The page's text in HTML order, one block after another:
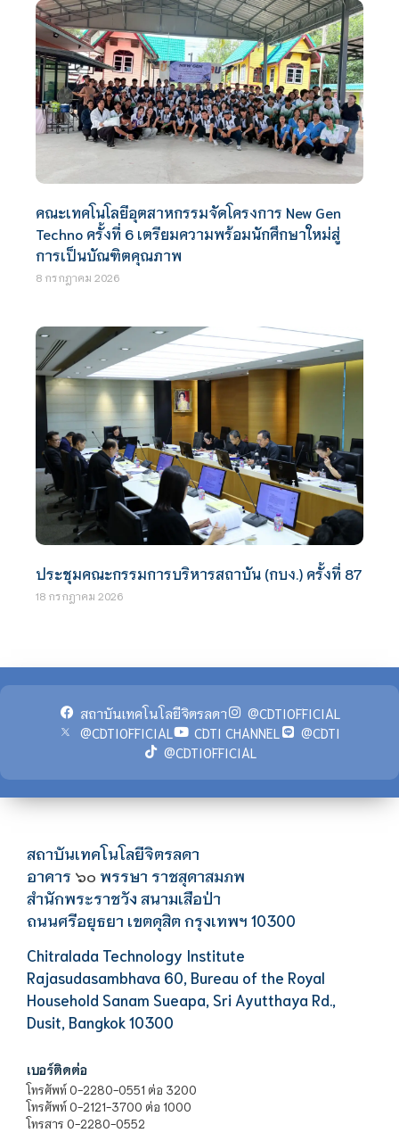
คณะเทคโนโลยีอุตสาหกรรมจัดโครงการ New Gen
Techno ครั้งที่ 6 เตรียมความพร้อมนักศึกษาใหม่สู่
การเป็นบัณฑิตคุณภาพ
8 กรกฎาคม 2026
ประชุมคณะกรรมการบริหารสถาบัน (กบง.) ครั้งที่ 87
18 กรกฎาคม 2026
สถาบันเทคโนโลยีจิตรลดา
@CDTIOFFICIAL
@CDTIOFFICIAL
CDTI CHANNEL
@CDTI
@CDTIOFFICIAL
สถาบันเทคโนโลยีจิตรลดา
อาคาร ๖๐ พรรษา ราชสุดาสมภพ
สำนักพระราชวัง สนามเสือป่า
ถนนศรีอยุธยา เขตดุสิต กรุงเทพฯ 10300
Chitralada Technology Institute
Rajasudasambhava 60, Bureau of the Royal
Household Sanam Sueapa, Sri Ayutthaya Rd.,
Dusit, Bangkok 10300
เบอร์ติดต่อ
โทรศัพท์ 0-2280-0551 ต่อ 3200
โทรศัพท์ 0-2121-3700 ต่อ 1000
โทรสาร 0-2280-0552